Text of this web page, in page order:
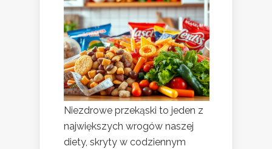
Niezdrowe przekąski to jeden z
największych wrogów naszej
diety, skryty w codziennym